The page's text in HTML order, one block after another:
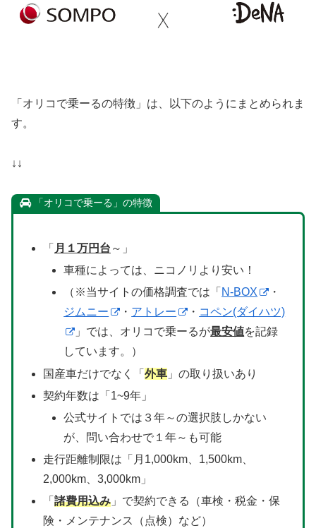
「オリコで乗ーるの特徴」は、以下のようにまとめられま
す。
↓↓
「オリコで乗ーる」の特徴
「 月１万円台 ～」
車種によっては、ニコノリより安い！
（※当サイトの価格調査では「 N-BOX
・
ジムニー
・ アトレー ・ コペン(ダイハツ)
」では、オリコで乗ーるが最安値を記録
しています。）
国産車だけでなく「 外車」の取り扱いあり
契約年数は「1~9年」
公式サイトでは３年～の選択肢しかない
が、問い合わせで１年～も可能
走行距離制限は「月1,000km、1,500km、
2,000km、3,000km」
「 諸費用込み」で契約できる（車検・税金・保
険・メンテナンス（点検）など）